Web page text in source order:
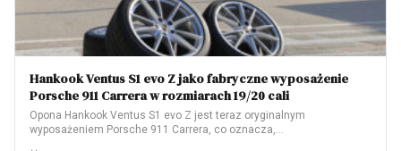
Hankook Ventus S1 evo Z jako fabryczne wyposażenie
Porsche 911 Carrera w rozmiarach 19/20 cali
Opona Hankook Ventus S1 evo Z jest teraz oryginalnym
wyposażeniem Porsche 911 Carrera, co oznacza,…